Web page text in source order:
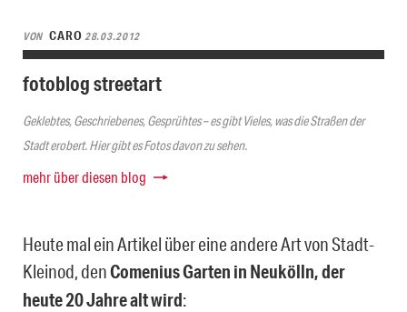
VON CARO28.03.2012
fotoblog streetart
Geklebtes, Geschriebenes, Gesprühtes – es gibt Vieles, was die Straßen der
Stadt erobert. Hier gibt es Fotos davon zu sehen.
mehr über diesen blog
Heute mal ein Artikel über eine andere Art von Stadt-
Kleinod, denComenius Garten in Neukölln, der
heute 20 Jahre alt wird: